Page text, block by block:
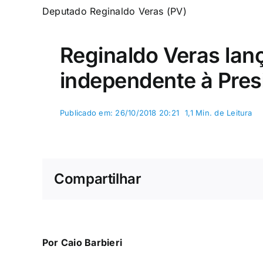
Deputado Reginaldo Veras (PV)
Reginaldo Veras
independente à
Publicado em: 26/10/2018 20:21 1,1 Min. de Leitura
Compartilhar
Por Caio Barbieri